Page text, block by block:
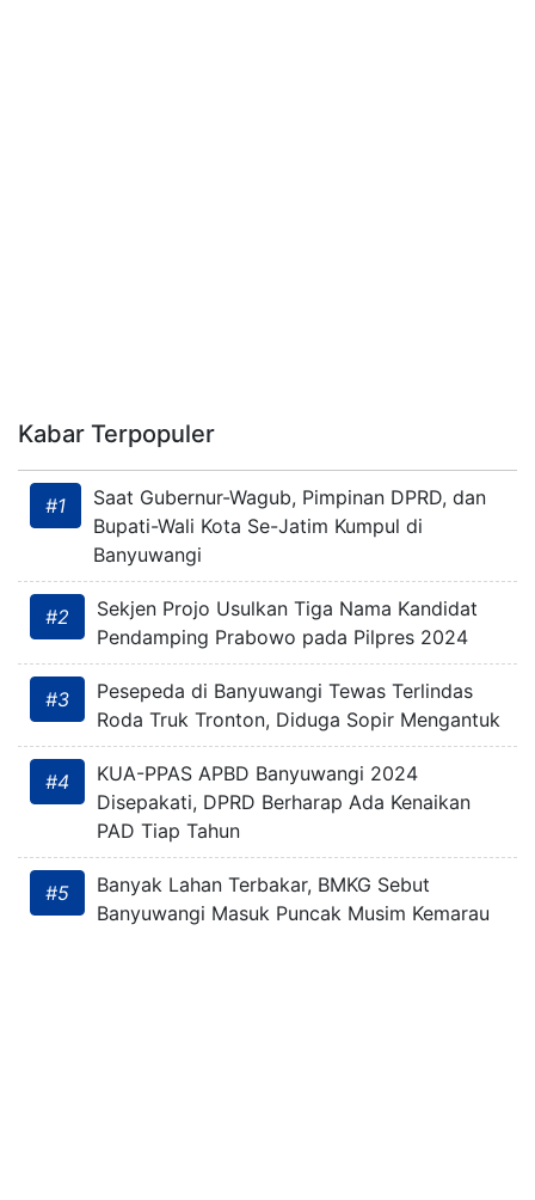
Kabar Terpopuler
#1
Saat Gubernur-Wagub, Pimpinan DPRD, dan
Bupati-Wali Kota Se-Jatim Kumpul di
Banyuwangi
#2
Sekjen Projo Usulkan Tiga Nama Kandidat
Pendamping Prabowo pada Pilpres 2024
#3
Pesepeda di Banyuwangi Tewas Terlindas
Roda Truk Tronton, Diduga Sopir Mengantuk
#4
KUA-PPAS APBD Banyuwangi 2024
Disepakati, DPRD Berharap Ada Kenaikan
PAD Tiap Tahun
#5
Banyak Lahan Terbakar, BMKG Sebut
Banyuwangi Masuk Puncak Musim Kemarau